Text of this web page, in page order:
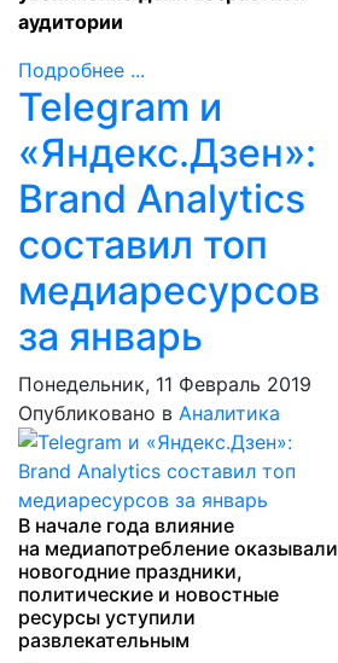
аудитории
Подробнее ...
Telegram и
«Яндекс.Дзен»:
Brand Analytics
составил топ
медиаресурсов
за январь
Понедельник, 11 Февраль 2019
Опубликовано в Аналитика
В начале года влияние
на медиапотребление оказывали
новогодние праздники,
политические и новостные
ресурсы уступили
развлекательным